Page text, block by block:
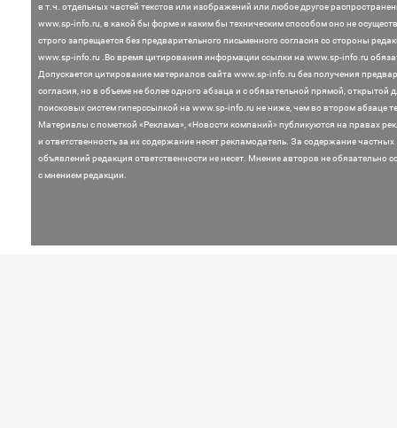
в т.ч. отдельных частей текстов или изображений или любое другое
www.sp-info.ru, в какой бы форме и каким бы техническим способом оно не
строго запрещается без предварительного письменного согласия со стороны
www.sp-info.ru .Во время цитирования информации ссылки на www.sp-info.ru
Допускается цитирование материалов сайта www.sp-info.ru без получения
согласия, но в объеме не более одного абзаца и с обязательной прямой, открытой
поисковых систем гиперссылкой на www.sp-info.ru не ниже, чем во втором абзаце
Материалы с пометкой «Реклама», «Новости компаний» публикуются на правах
и ответственность за их содержание несет рекламодатель. За содержание частных
объявлений редакция ответственности не несет. Мнениеавторов не обязательно
с мнением редакции.